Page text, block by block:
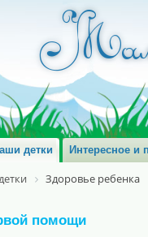
детки Интересное и
Здоровье ребенка
помощи